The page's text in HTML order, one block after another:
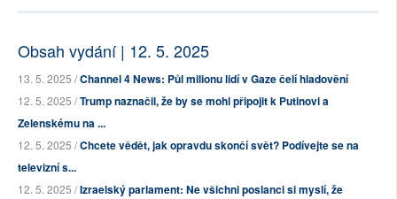
Obsah vydání | 12. 5. 2025
13. 5. 2025 /Channel 4 News: Půl milionu lidí v Gaze čelí hladovění
12. 5. 2025 /Trump naznačil, že by se mohl připojit k Putinovi a
Zelenskému na ...
12. 5. 2025 /Chcete vědět, jak opravdu skončí svět? Podívejte se na
televizní s...
12. 5. 2025 /Izraelský parlament: Ne všichni poslanci si myslí, že